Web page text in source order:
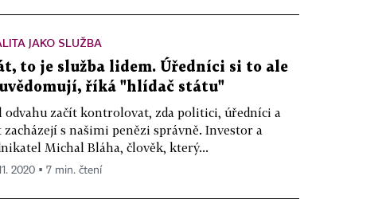
JAKO SLUŽBA
to je služba lidem. Úředníci si to ale
říká "hlídač státu"
odvahu začít kontrolovat, zda politici, úředníci a
zacházejí s našimi penězi správně. Investor a
Michal Bláha, člověk, který...
2020 ▪ 7 min. čtení